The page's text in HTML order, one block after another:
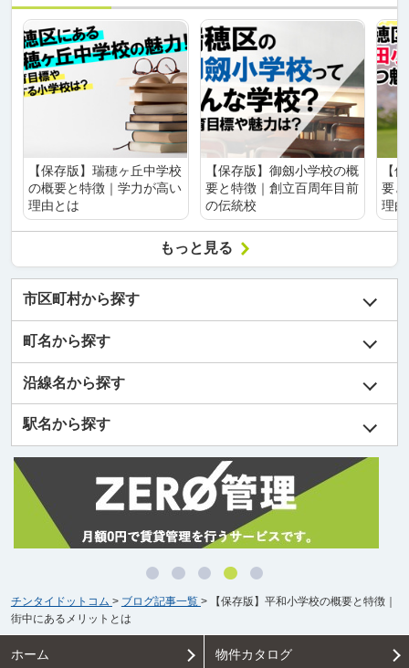
【保存版】瑞穂ヶ丘中学校
の概要と特徴｜学力が高い
理由とは
【保存版】御劔小学校の概
要と特徴｜創立百周年目前
の伝統校
【
要
理
もっと見る
市区町村から探す
町名から探す
沿線名から探す
駅名から探す
チンタイドットコム > ブログ記事一覧 >
【保存版】平和小学校の概要と特徴｜
街中にあるメリットとは
ホーム 物件カタログ